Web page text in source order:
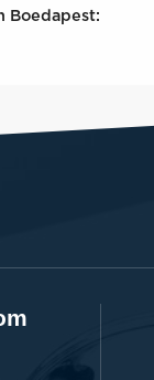
Boedapest: